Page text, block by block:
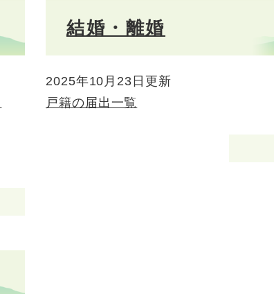
結婚・離婚
2025年10月23日更新
戸籍の届出一覧